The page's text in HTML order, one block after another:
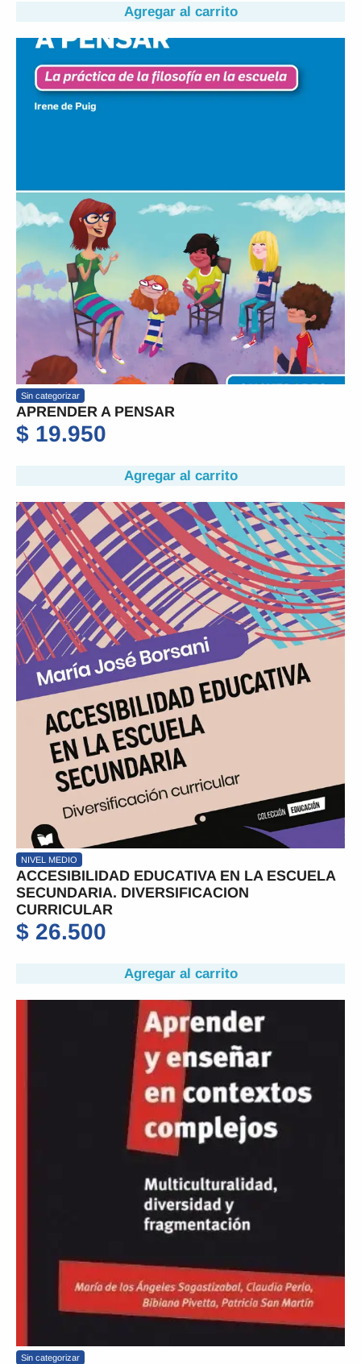
Agregar al carrito
Sin categorizar
APRENDER A PENSAR
$ 19.950
Agregar al carrito
NIVEL MEDIO
ACCESIBILIDAD EDUCATIVA EN LA ESCUELA
SECUNDARIA. DIVERSIFICACION
CURRICULAR
$ 26.500
Agregar al carrito
Sin categorizar